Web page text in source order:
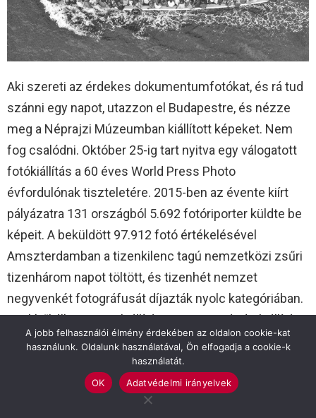
Aki szereti az érdekes dokumentumfotókat, és rá tud
szánni egy napot, utazzon el Budapestre, és nézze
meg a Néprajzi Múzeumban kiállított képeket. Nem
fog csalódni. Október 25-ig tart nyitva egy válogatott
fotókiállítás a 60 éves World Press Photo
évfordulónak tiszteletére. 2015-ben az évente kiírt
pályázatra 131 országból 5.692 fotóriporter küldte be
képeit. A beküldött 97.912 fotó értékelésével
Amszterdamban a tizenkilenc tagú nemzetközi zsűri
tizenhárom napot töltött, és tizenhét nemzet
negyvenkét fotográfusát díjazták nyolc kategóriában.
Ezekből állt össze a kiállítás anyaga. A vándorkiállítást
a világ 45 országában 100 helyszínen állítják ki, és
A Múzeum csarnokában nagy méretű tablókon állnak
A jobb felhasználói élmény érdekében az oldalon cookie-kat
használunk. Oldalunk használatával, Ön elfogadja a cookie-k
használatát.
OK
Adatvédelmi irányelvek